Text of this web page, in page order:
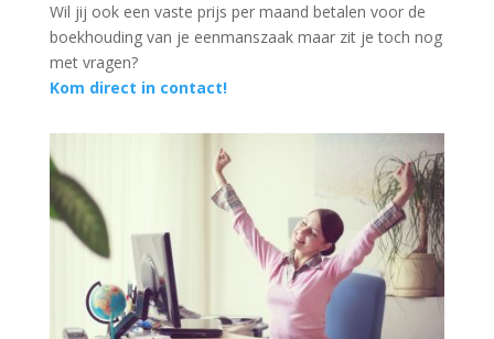
Wil jij ook een vaste prijs per maand betalen voor de
boekhouding van je eenmanszaak maar zit je toch nog
met vragen?
Kom direct in contact!